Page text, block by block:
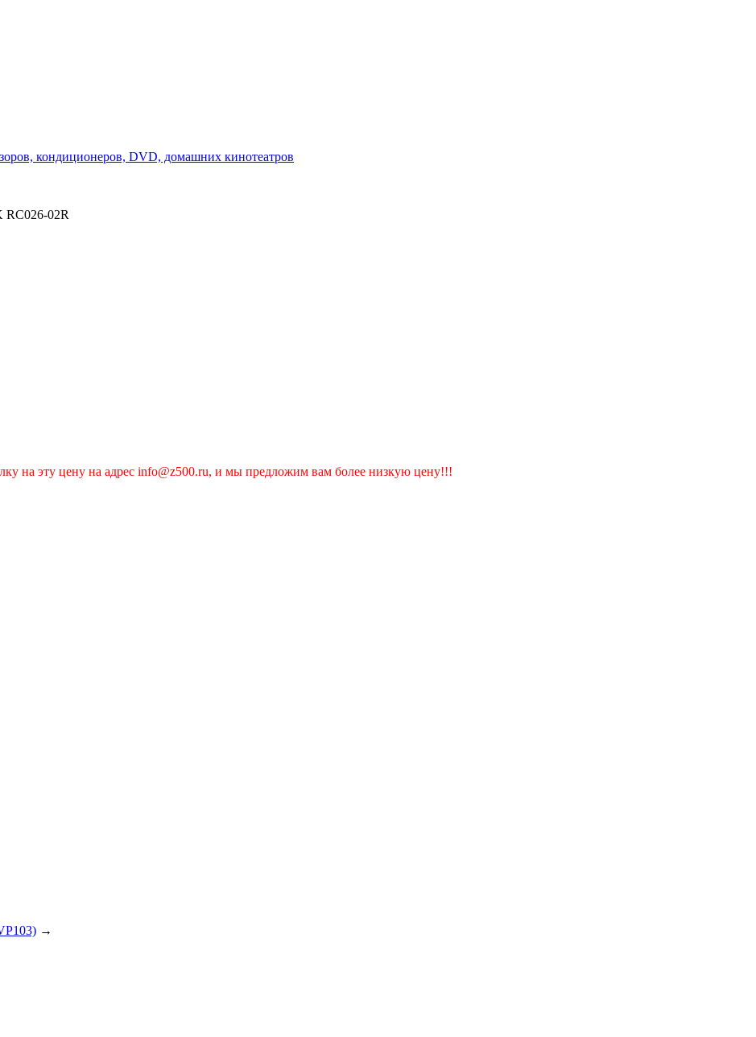
02R
на эту цену на адрес info@z500.ru, и мы предложим вам более низкую цену!!!
→